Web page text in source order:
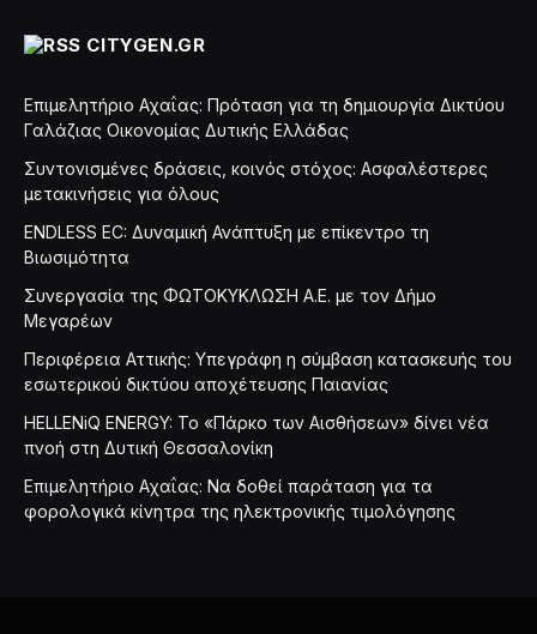
CITYGEN.GR
Επιμελητήριο Αχαΐας: Πρόταση για τη δημιουργία Δικτύου
Γαλάζιας Οικονομίας Δυτικής Ελλάδας
Συντονισμένες δράσεις, κοινός στόχος: Ασφαλέστερες
μετακινήσεις για όλους
ENDLESS EC: Δυναμική Ανάπτυξη με επίκεντρο τη
Βιωσιμότητα
Συνεργασία της ΦΩΤΟΚΥΚΛΩΣΗ Α.Ε. με τον Δήμο
Μεγαρέων
Περιφέρεια Αττικής: Υπεγράφη η σύμβαση κατασκευής του
εσωτερικού δικτύου αποχέτευσης Παιανίας
HELLENiQ ENERGY: Το «Πάρκο των Αισθήσεων» δίνει νέα
πνοή στη Δυτική Θεσσαλονίκη
Επιμελητήριο Αχαΐας: Να δοθεί παράταση για τα
φορολογικά κίνητρα της ηλεκτρονικής τιμολόγησης